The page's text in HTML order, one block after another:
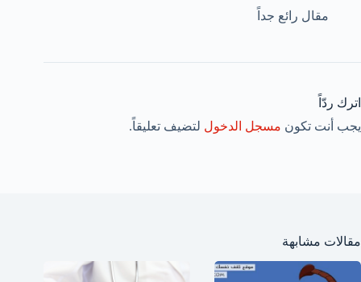
مقال رائع جداً
اترك ردّاً
يجب أنت تكون مسجل الدخول لتضيف تعليقاً.
مقالات مشابهة